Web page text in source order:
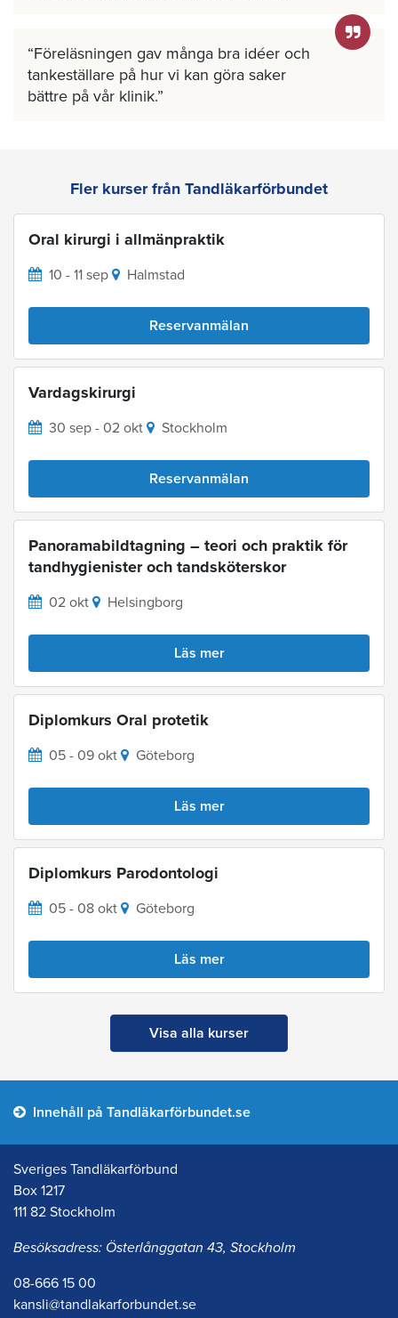
Föreläsningen gav många bra idéer och
tankeställare på hur vi kan göra saker
bättre på vår klinik.
Fler kurser från Tandläkarförbundet
Oral kirurgi i allmänpraktik
10 - 11 sep Halmstad
Reservanmälan
Vardagskirurgi
30 sep - 02 okt Stockholm
Reservanmälan
Panoramabildtagning – teori och praktik för
tandhygienister och tandsköterskor
02 okt Helsingborg
Läs mer
Diplomkurs Oral protetik
05 - 09 okt Göteborg
Läs mer
Diplomkurs Parodontologi
05 - 08 okt Göteborg
Läs mer
Visa alla kurser
Innehåll på Tandläkarförbundet.se
Sveriges Tandläkarförbund
Box 1217
111 82 Stockholm
Besöksadress: Österlånggatan 43, Stockholm
08-666 15 00
kansli@tandlakarforbundet.se